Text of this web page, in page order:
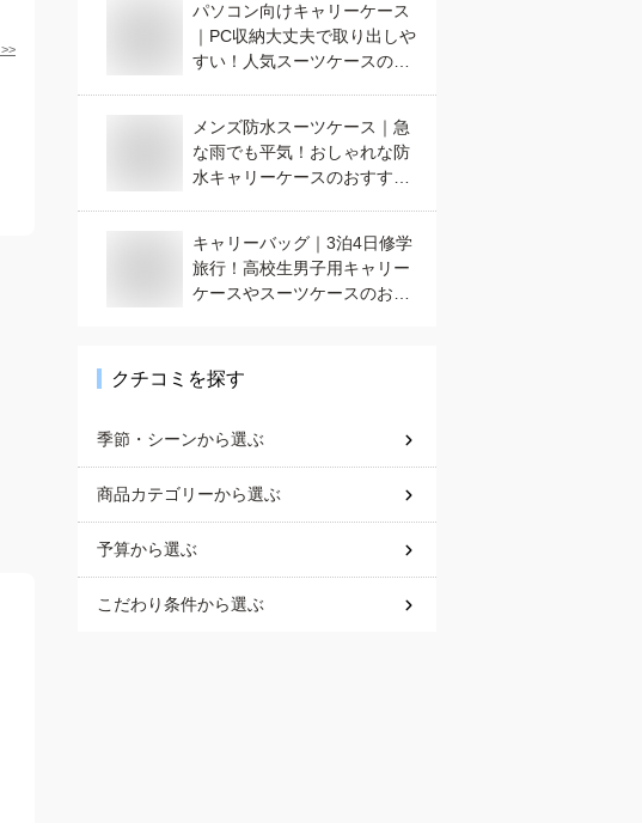
>>
パソコン向けキャリーケース
｜PC収納大丈夫で取り出しや
すい！人気スーツケースのお
メンズ防水スーツケース｜急
な雨でも平気！おしゃれな防
水キャリーケースのおすすめ
キャリーバッグ｜3泊4日修学
旅行！高校生男子用キャリー
ケースやスーツケースのおす
クチコミを探す
季節・シーンから選ぶ
商品カテゴリーから選ぶ
予算から選ぶ
こだわり条件から選ぶ